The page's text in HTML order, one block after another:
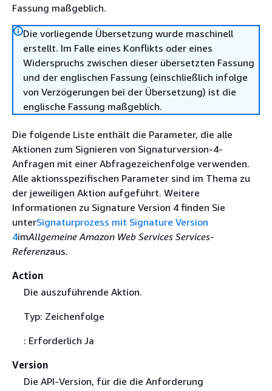
Fassung maßgeblich.
Die vorliegende Übersetzung wurde maschinell
erstellt. Im Falle eines Konflikts oder eines
Widerspruchs zwischen dieser übersetzten Fassung
und der englischen Fassung (einschließlich infolge
von Verzögerungen bei der Übersetzung) ist die
englische Fassung maßgeblich.
Die folgende Liste enthält die Parameter, die alle
Aktionen zum Signieren von Signaturversion-4-
Anfragen mit einer Abfragezeichenfolge verwenden.
Alle aktionsspezifischen Parameter sind im Thema zu
der jeweiligen Aktion aufgeführt. Weitere
Informationen zu Signature Version 4 finden Sie
unterSignaturprozess mit Signature Version
4imAllgemeine Amazon Web Services Services-
Referenzaus.
Action
Die auszuführende Aktion.
Typ: Zeichenfolge
: Erforderlich Ja
Version
Die API-Version, für die die Anforderung